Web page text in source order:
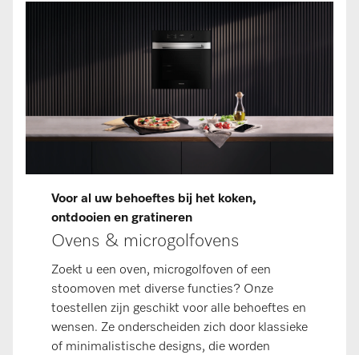
Voor al uw behoeftes bij het koken,
ontdooien en gratineren
Ovens & microgolfovens
Zoekt u een oven, microgolfoven of een
stoomoven met diverse functies? Onze
toestellen zijn geschikt voor alle behoeftes en
wensen. Ze onderscheiden zich door klassieke
of minimalistische designs, die worden